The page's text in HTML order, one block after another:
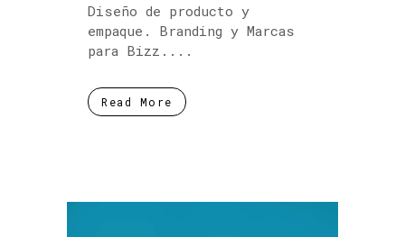
Diseño de producto y
empaque. Branding y Marcas
para Bizz....
Read More